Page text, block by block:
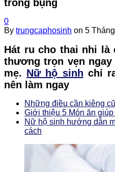
trong bụng
0
By trungcaphosinh on 5
Hát ru cho thai nhi là
thương trọn vẹn
mẹ. Nữ hộ sinh chỉ
nên làm ngay
Những điều cần kiêng
Giới thiệu 5 Món ăn
Nữ hộ sinh hướng dẫn
cách